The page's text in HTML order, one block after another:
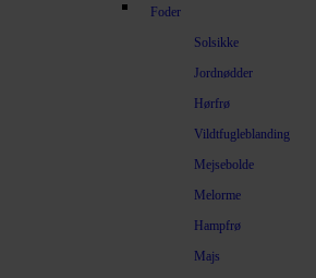
Foder
Solsikke
Jordnødder
Hørfrø
Vildtfugleblanding
Mejsebolde
Melorme
Hampfrø
Majs